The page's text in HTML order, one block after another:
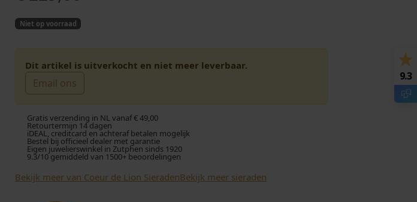
Niet op voorraad
Dit artikel is uitverkocht en niet meer leverbaar.
Email ons
Gratis verzending in NL vanaf € 49,00
Retourtermijn 14 dagen
iDEAL, creditcard en achteraf betalen mogelijk
Bestel bij officieel dealer met garantie
Eigen juwelierswinkel in Zutphen sinds 1920
9.3/10 gemiddeld van 1500+ beoordelingen
Bekijk meer van Coeur de Lion SieradenBekijk meer sieraden
9.3